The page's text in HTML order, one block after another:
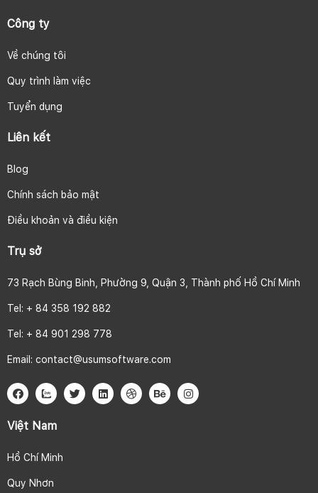
Công ty
Về chúng tôi
Quy trình làm việc
Tuyển dụng
Liên kết
Blog
Chính sách bảo mật
Điều khoản và điều kiện
Trụ sở
73 Rạch Bùng Binh, Phường 9, Quận 3, Thành phố Hồ Chí Minh
Tel: + 84 358 192 882
Tel: + 84 901 298 778
Email: contact@usumsoftware.com
Việt Nam
Hồ Chí Minh
Quy Nhơn